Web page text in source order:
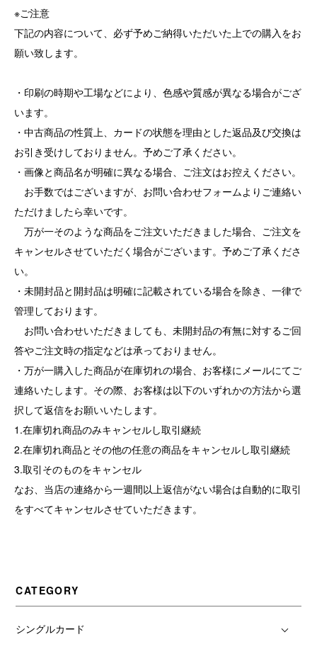
※ご注意
下記の内容について、必ず予めご納得いただいた上での購入をお
願い致します。
・印刷の時期や工場などにより、色感や質感が異なる場合がござ
います。
・中古商品の性質上、カードの状態を理由とした返品及び交換は
お引き受けしておりません。予めご了承ください。
・画像と商品名が明確に異なる場合、ご注文はお控えください。
お手数ではございますが、お問い合わせフォームよりご連絡い
ただけましたら幸いです。
万が一そのような商品をご注文いただきました場合、ご注文を
キャンセルさせていただく場合がございます。予めご了承くださ
い。
・未開封品と開封品は明確に記載されている場合を除き、一律で
管理しております。
お問い合わせいただきましても、未開封品の有無に対するご回
答やご注文時の指定などは承っておりません。
・万が一購入した商品が在庫切れの場合、お客様にメールにてご
連絡いたします。その際、お客様は以下のいずれかの方法から選
択して返信をお願いいたします。
1.在庫切れ商品のみキャンセルし取引継続
2.在庫切れ商品とその他の任意の商品をキャンセルし取引継続
3.取引そのものをキャンセル
なお、当店の連絡から一週間以上返信がない場合は自動的に取引
をすべてキャンセルさせていただきます。
CATEGORY
シングルカード